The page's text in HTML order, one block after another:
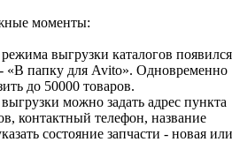
моменты:
выгрузки каталогов появился
«В папку для Avito». Одновременно
до 50000 товаров.
можно задать адрес пункта
контактный телефон, название
состояние запчасти - новая или